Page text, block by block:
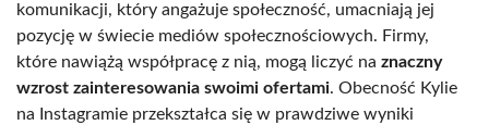
komunikacji, który angażuje społeczność, umacniają jej
pozycję w świecie mediów społecznościowych. Firmy,
które nawiążą współpracę z nią, mogą liczyć na znaczny
wzrost zainteresowania swoimi ofertami. Obecność Kylie
na Instagramie przekształca się w prawdziwe wyniki